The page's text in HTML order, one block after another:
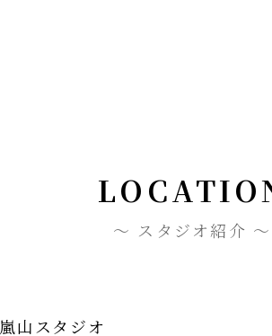
スタジオ紹介
嵐山スタジオ